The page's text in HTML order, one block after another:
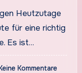
Heutzutage
für eine richtig
Es ist…
Kommentare